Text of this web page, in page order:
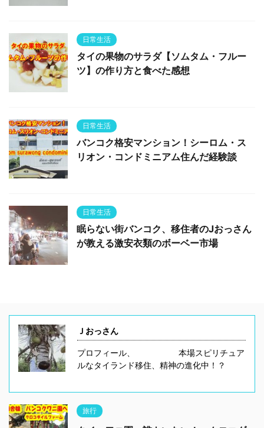
日常生活
タイの果物のサラダ【ソムタム・フルー
ツ】の作り方と食べた感想
日常生活
バンコク格安マンション！シーロム・ス
リオン・コンドミニアム住んだ経験談
日常生活
眠らない街バンコク、移住者のJおっさん
が教える激安衣類のボーベー市場
Ｊおっさん
プロフィール、 本場スピリチュア
ルなタイランド移住、精神の進化中！？
旅行